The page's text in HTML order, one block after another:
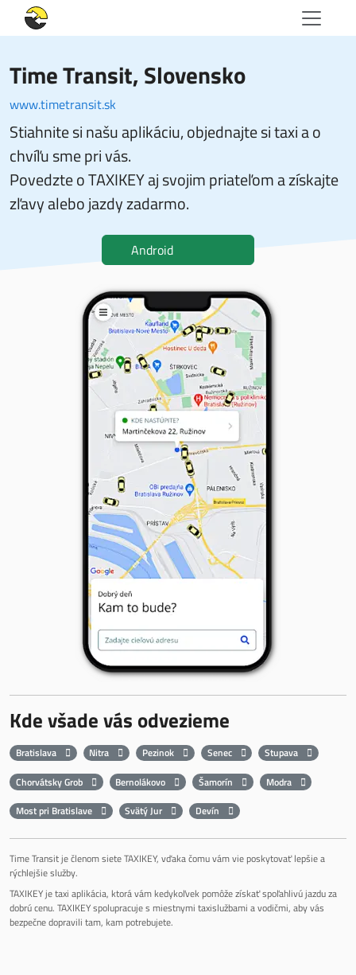
Time Transit, Slovensko
www.timetransit.sk
Stiahnite si našu aplikáciu, objednajte si taxi a o
chvíľu sme pri vás.
Povedzte o TAXIKEY aj svojim priateľom a získajte
zľavy alebo jazdy zadarmo.
Android
Kde všade vás odvezieme
Bratislava Nitra Pezinok Senec
Stupava
Chorvátsky Grob
Bernolákovo Šamorín
Modra
Most pri Bratislave
Svätý Jur Devín
Time Transit je členom siete TAXIKEY, vďaka čomu vám vie poskytovať lepšie a
rýchlejšie služby.
TAXIKEY je taxi aplikácia, ktorá vám kedykoľvek pomôže získať spoľahlivú jazdu za
dobrú cenu. TAXIKEY spolupracuje s miestnymi taxislužbami a vodičmi, aby vás
bezpečne dopravili tam, kam potrebujete.